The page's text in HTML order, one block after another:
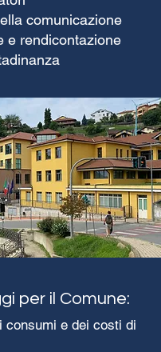
comunicazione
e rendicontazione
per il Comune:
consumi e dei costi di